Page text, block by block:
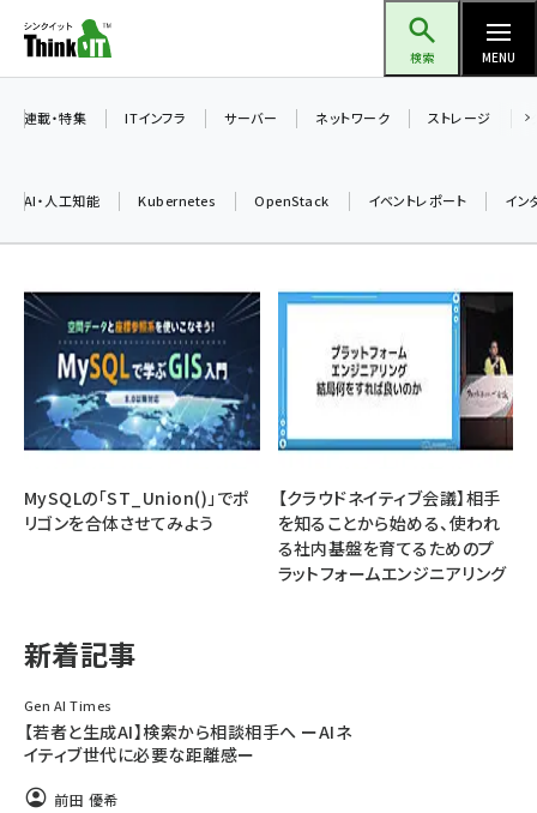
ン
ツ
検索 MENU
加藤銘のチーム貢献～仲間と築いた勝利の絆～ (2315)
iot女子会 (2281)
北海道をのんびり旅する晴山佳須夫のヒント集！ (2037)
drupal (1956)
genai (1484)
abc123 (1360)
連載・特集 ITインフラ サーバー ネットワーク ストレージ
AI・人工知能 Kubernetes OpenStack イベントレポート イン
MySQLの「ST_Union()」でポ
リゴンを合体させてみよう
【クラウドネイティブ会議】相手
を知ることから始める、使われ
る社内基盤を育てるためのプ
ラットフォームエンジニアリング
新着記事
Gen AI Times
【若者と生成AI】検索から相談相手へ ーAIネ
イティブ世代に必要な距離感ー
前田 優希